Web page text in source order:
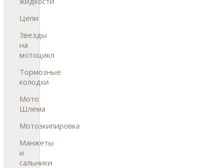
Цепи
Звезды
на
мотоцикл
Тормозные
колодки
Мото
Шлема
Мотоэкипировка
Манжеты
и
сальники